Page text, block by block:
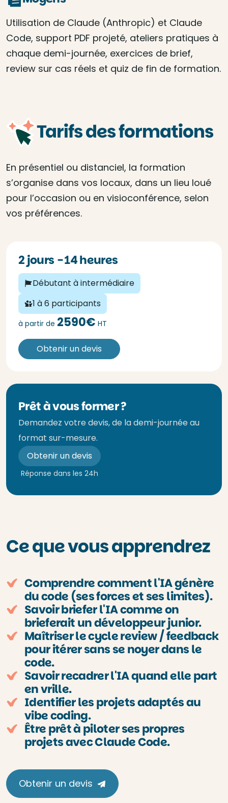
Utilisation de Claude (Anthropic) et Claude
Code, support PDF projeté, ateliers pratiques à
chaque demi-journée, exercices de brief,
review sur cas réels et quiz de fin de formation.
Tarifs des formations
En présentiel ou distanciel, la formation
s’organise dans vos locaux, dans un lieu loué
pour l’occasion ou en visioconférence, selon
vos préférences.
2 jours - 14 heures
Débutant à intermédiaire
1 à 6 participants
à partir de 2590€ HT
Obtenir un devis
Prêt à vous former ?
Demandez votre devis, de la demi-journée au
format sur-mesure.
Obtenir un devis
Réponse dans les 24h
Ce que vous apprendrez
Comprendre comment l'IA génère
du code (ses forces et ses limites).
Savoir briefer l'IA comme on
brieferait un développeur junior.
Maîtriser le cycle review / feedback
pour itérer sans se noyer dans le
code.
Savoir recadrer l'IA quand elle part
en vrille.
Identifier les projets adaptés au
vibe coding.
Être prêt à piloter ses propres
projets avec Claude Code.
Obtenir un devis